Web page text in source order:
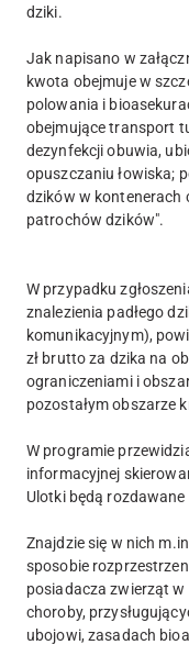
dziki.
Jak napisano w
kwota obejmuje w
polowania i
obejmujące transport
dezynfekcji obuwia,
opuszczaniu łowiska;
dzików w kontenerach
patrochów dzików".
W przypadku
znalezienia padłego
komunikacyjnym),
zł brutto za dzika na
ograniczeniami i
pozostałym obszarze
W programie
informacyjnej
Ulotki będą
Znajdzie się w nich
sposobie
posiadacza zwierząt
choroby,
ubojowi, zasadach